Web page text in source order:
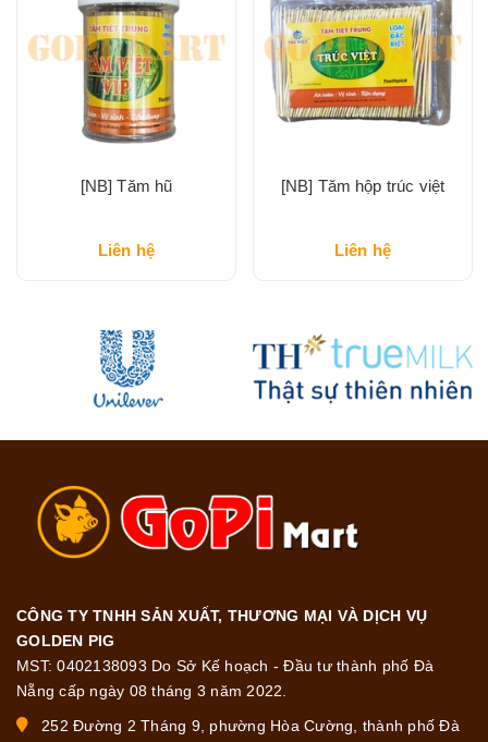
[NB] Tăm hũ
Liên hệ
[NB] Tăm hộp trúc việt
Liên hệ
CÔNG TY TNHH SẢN XUẤT, THƯƠNG MẠI VÀ DỊCH VỤ
GOLDEN PIG
MST: 0402138093 Do Sở Kế hoạch - Đầu tư thành phố Đà
Nẵng cấp ngày 08 tháng 3 năm 2022.
252 Đường 2 Tháng 9, phường Hòa Cường, thành phố Đà